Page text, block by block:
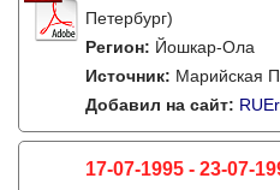
Петербург)
Регион: Йошкар-Ола
Источник: Марийская
Добавил на сайт:
17-07-1995 - 23-07-